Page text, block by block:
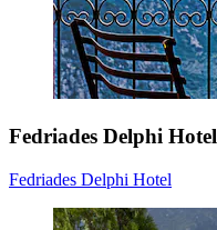
Fedriades Delphi Hotel
Fedriades Delphi Hotel